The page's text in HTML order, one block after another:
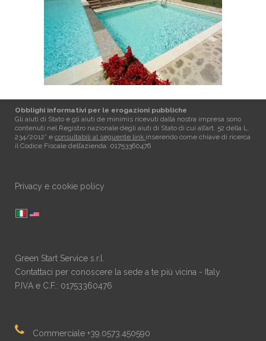
Obblighi informativi per le erogazioni pubbliche
Gli aiuti di Stato e gli aiuti de minimis ricevuti dalla nostra impresa sono
contenuti nel Registro nazionale degli aiuti di Stato di cui all’art. 52 della L.
234/2012” e consultabili al seguente link inserendo come chiave di ricerca
il Codice Fiscale dell’azienda: 01753360476
Privacy e cookie policy
Green Start Service s.r.l.
Contattaci per conoscere la sede a te più vicina - Italy
P.IVA e C.F.: 01753360476
Commerciale +39.0573.450590